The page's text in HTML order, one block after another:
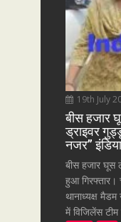
19th July
बीस हजार
ड्राइवर
नजर”
बीस हजार घूस
हुआ
थानाध्यक्ष
में विजिलेंस